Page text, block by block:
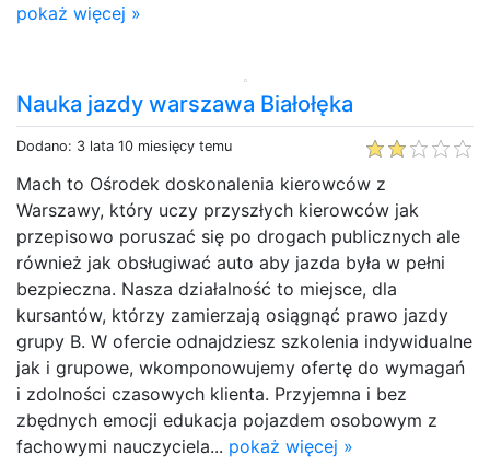
pokaż więcej »
Nauka jazdy warszawa Białołęka
Dodano: 3 lata 10 miesięcy temu
Mach to Ośrodek doskonalenia kierowców z
Warszawy, który uczy przyszłych kierowców jak
przepisowo poruszać się po drogach publicznych ale
również jak obsługiwać auto aby jazda była w pełni
bezpieczna. Nasza działalność to miejsce, dla
kursantów, którzy zamierzają osiągnąć prawo jazdy
grupy B. W ofercie odnajdziesz szkolenia indywidualne
jak i grupowe, wkomponowujemy ofertę do wymagań
i zdolności czasowych klienta. Przyjemna i bez
zbędnych emocji edukacja pojazdem osobowym z
fachowymi nauczyciela... pokaż więcej »